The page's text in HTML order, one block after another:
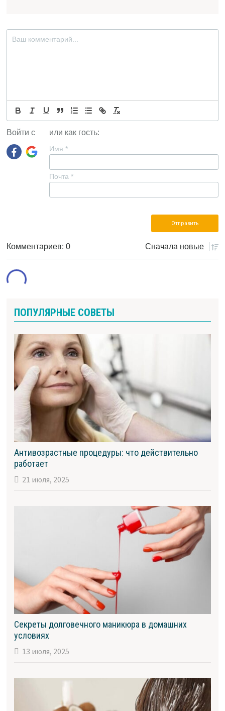
Войти с или как гость:
Имя *
Почта *
Комментариев: 0 Сначала новые
ПОПУЛЯРНЫЕ СОВЕТЫ
Антивозрастные процедуры: что действительно
работает
21 июля, 2025
Секреты долговечного маникюра в домашних
условиях
13 июля, 2025